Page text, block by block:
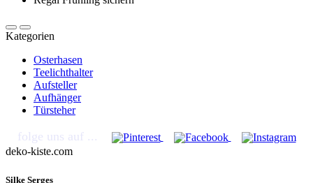
Kategorien
Osterhasen
Teelichthalter
Aufsteller
Aufhänger
Türsteher
folge uns auf ...
deko-kiste.com
Silke Serges